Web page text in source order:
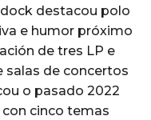
destacou polo
e humor próximo
de tres LP e
salas de concertos
o pasado 2022
con cinco temas